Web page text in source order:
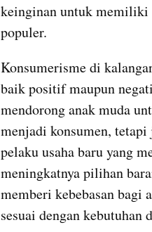
keinginan untuk memiliki
populer.
Konsumerisme di
baik positif maupun
mendorong anak muda
menjadi konsumen,
pelaku usaha baru yang
meningkatnya pilihan
memberi kebebasan bagi
sesuai dengan kebutuhan